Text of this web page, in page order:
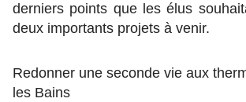
derniers points que les élus
deux importants projets à venir.
Redonner une seconde vie aux
les Bains